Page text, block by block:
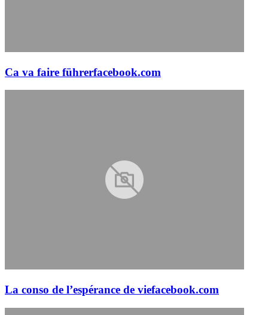
Ca va faire führerfacebook.com
La conso de l’espérance de viefacebook.com